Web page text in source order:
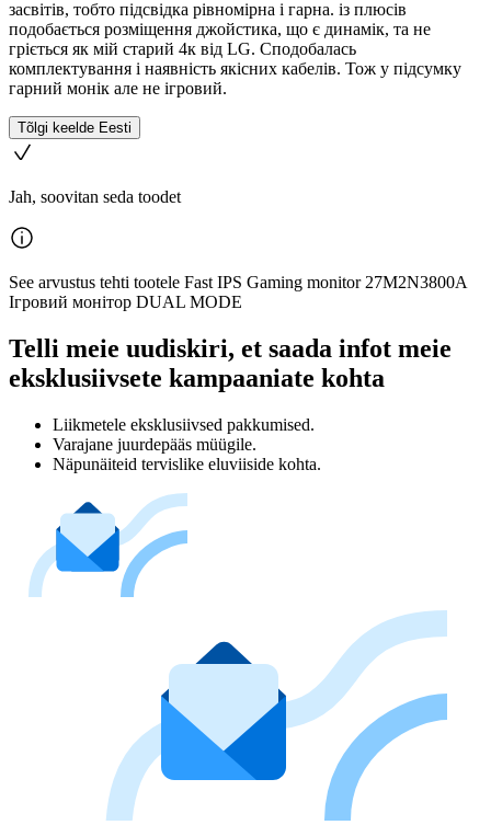
засвітів, тобто підсвідка рівномірна і гарна. із плюсів
подобається розміщення джойстика, що є динамік, та не
гріється як мій старий 4к від LG. Сподобалась
комплектування і наявність якісних кабелів. Тож у підсумку
гарний монік але не ігровий.
Tõlgi keelde Eesti
Jah, soovitan seda toodet
See arvustus tehti tootele Fast IPS Gaming monitor 27M2N3800A
Ігровий монітор DUAL MODE
Telli meie uudiskiri, et saada infot meie
eksklusiivsete kampaaniate kohta
Liikmetele eksklusiivsed pakkumised.
Varajane juurdepääs müügile.
Näpunäiteid tervislike eluviiside kohta.